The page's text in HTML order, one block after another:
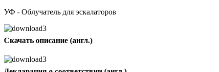
УФ - Облучатель для эскалаторов
Скачать описание (англ.)